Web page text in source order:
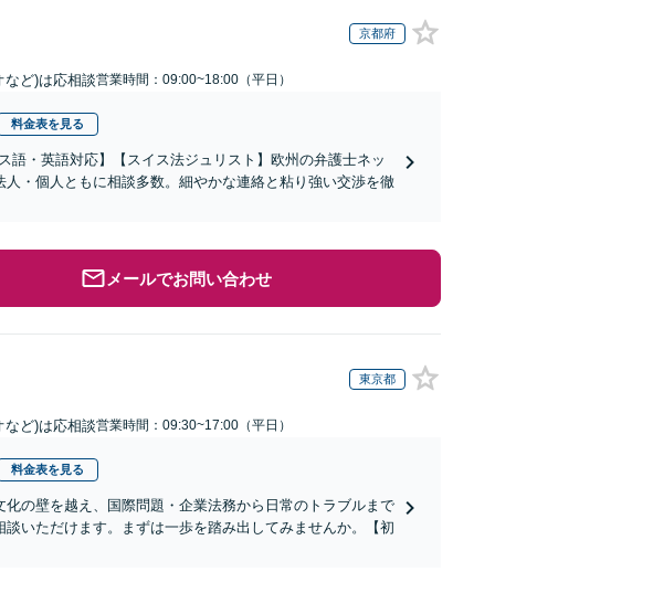
京都府
など)は応相談営業時間：09:00~18:00（平日）
料金表を見る
語・英語対応】【スイス法ジュリスト】欧州の弁護士ネッ
・個人ともに相談多数。細やかな連絡と粘り強い交渉を徹
メールでお問い合わせ
東京都
など)は応相談営業時間：09:30~17:00（平日）
料金表を見る
の壁を越え、国際問題・企業法務から日常のトラブルまで
いただけます。まずは一歩を踏み出してみませんか。【初